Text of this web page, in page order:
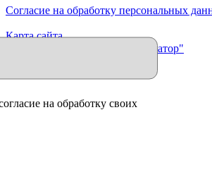
Согласие на обработку персональных
Карта сайта
Продвижение сайта "Иллюминатор"
на обработку своих